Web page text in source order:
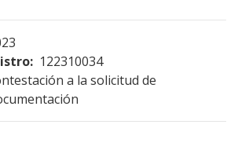
122310034
a la solicitud de